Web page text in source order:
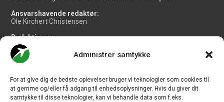
Administrer samtykke
For at give dig de bedste oplevelser bruger vi teknologier som cookies til
at gemme og/eller få adgang til enhedsoplysninger. Hvis du giver dit
samtykke til disse teknologier, kan vi behandle data som f.eks.
Ansvarshavende redaktør:
Ole Kirchert Christensen
Redaktionen:
Christian Granhøj Skouboe
Henrik Baumgarten
Danny Longhi Andreasen
Salg og jobannoncer:
salg@travelmedianordic.com